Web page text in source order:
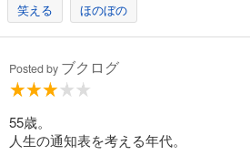
笑える ほのぼの
Posted by ブクログ
55歳。
人生の通知表を考える年代。